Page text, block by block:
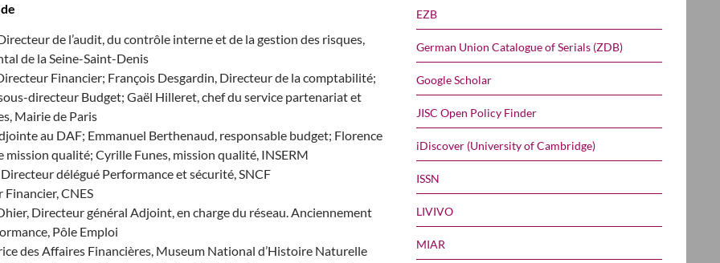
de l’audit, du contrôle interne et de la gestion des risques,
de la Seine-Saint-Denis
Financier; François Desgardin, Directeur de la comptabilité;
directeur Budget; Gaël Hilleret, chef du service partenariat et
Mairie de Paris
au DAF; Emmanuel Berthenaud, responsable budget; Florence
mission qualité; Cyrille Funes, mission qualité, INSERM
délégué Performance et sécurité, SNCF
CNES
Directeur général Adjoint, en charge du réseau. Anciennement
Pôle Emploi
des Affaires Financières, Museum National d’Histoire Naturelle
EZB
German Union Catalogue of Serials (ZDB)
Google Scholar
JISC Open Policy Finder
iDiscover (University of Cambridge)
ISSN
LIVIVO
MIAR